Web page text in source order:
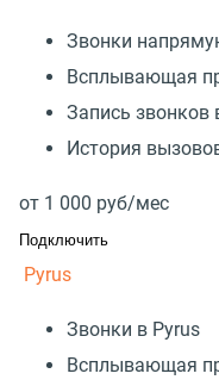
Звонки
Всплывающая
Запись звонков
История
от 1 000 руб/мес
Подключить
Pyrus
Звонки в Pyrus
Всплывающая